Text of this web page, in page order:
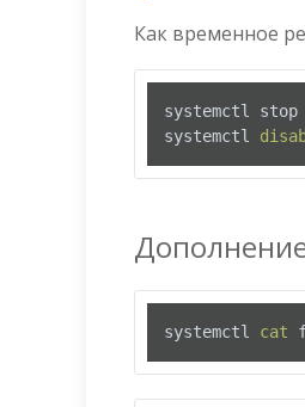
Как временное
systemctl
systemctl
systemctl cat